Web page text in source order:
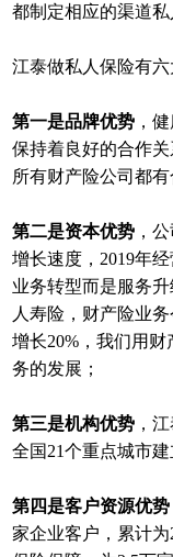
都制定相应的渠道私
江泰做私人保险有六
第一是品牌优势 ，
保持着良好的合作
所有财产险公司都有
第二是资本优势 ，
增长速度，2019年
业务转型而是服务
人寿险，财产险业
增长20%，我们用
务的发展；
第三是机构优势 ，
全国21个重点城市
第四是客户资源优势
家企业客户，累计